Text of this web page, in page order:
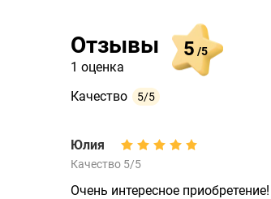
Отзывы
1 оценка
5 /5
Качество 5/5
Юлия
Качество 5/5
Очень интересное